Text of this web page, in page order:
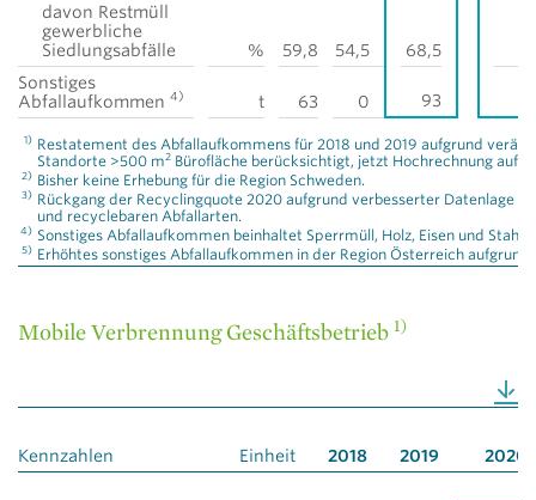
davon Restmüll
gewerbliche
Siedlungsabfälle
% 59,8 54,5
68,5
Sonstiges
Abfallaufkommen 4) t 63 0 93
1) Restatement des Abfallaufkommens für 2018 und 2019 aufgrund
Standorte >500 m2 Bürofläche berücksichtigt, jetzt Hochrechnung auf
2) Bisher keine Erhebung für die Region Schweden.
3) Rückgang der Recyclingquote 2020 aufgrund verbesserter Datenlage
und recyclebaren Abfallarten.
4) Sonstiges Abfallaufkommen beinhaltet Sperrmüll, Holz, Eisen und Stahl.
5) Erhöhtes sonstiges Abfallaufkommen in der Region Österreich
Mobile Verbrennung Geschäftsbetrieb 1)
Kennzahlen Einheit 2018 2019 2020